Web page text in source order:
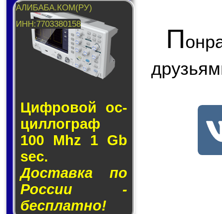
Циф­ро­вой ос­
цил­лог­раф
100 Mhz 1 Gb
sec.
Доставка по
России -
бесплатно!
П